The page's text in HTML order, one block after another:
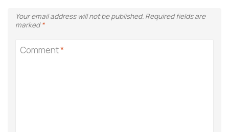
Your email address will not be published. Required fields are
marked*
Comment*